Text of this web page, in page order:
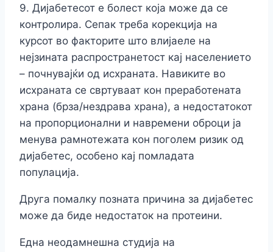
9. Дијабетесот е болест која може да се
контролира. Сепак треба корекција на
курсот во факторите што влијаеле на
нејзината распространетост кај населението
– почнувајќи од исхраната. Навиките во
исхраната се свртуваат кон преработената
храна (брза/нездрава храна), а недостатокот
на пропорционални и навремени оброци ја
менува рамнотежата кон поголем ризик од
дијабетес, особено кај помладата
популација.
Друга помалку позната причина за дијабетес
може да биде недостаток на протеини.
Една неодамнешна студија на